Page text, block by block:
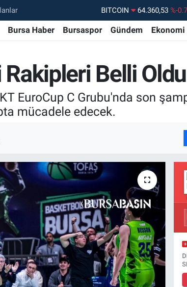
DOLAR 47,7069
EURO
55,0265 %0.01
GRAM ALTIN
6574.81
%1.44
BİST100
13.887 %64
BITCOIN
64.360,53 %-
Bursa Haber Bursaspor Gündem Ekonomi
Rakipleri Belli Oldu
EuroCup C Grubu'nda son
mücadele edecek.